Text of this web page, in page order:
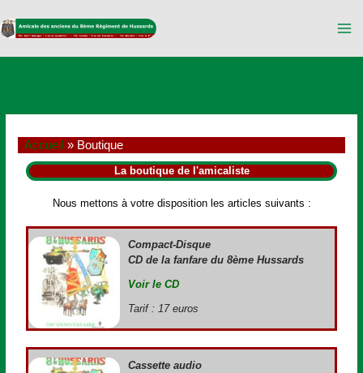
au
contenu
Accueil Boutique
La boutique de l'amicaliste
Nous mettons à votre disposition les articles suivants :
Compact-Disque
CD de la fanfare du 8ème Hussards
Voir le CD
Tarif : 17 euros
Cassette audio